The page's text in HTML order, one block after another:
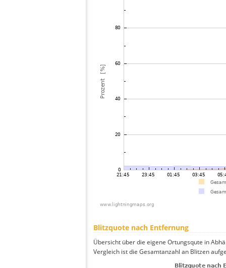
Blitzquote nach Entfernung
Übersicht über die eigene Ortungsqute in
Vergleich ist die Gesamtanzahl an Blitzen